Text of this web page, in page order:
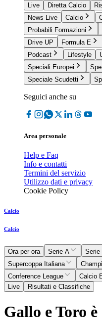
Live
Diretta Calcio
News Live
Calcio
Probabili Formazioni
Drive UP
Formula E
Podcast
Lifestyle
Speciali Europei
Speciale Scudetti
Seguici anche su
Area personale
Help e Faq
Info e contatti
Termini del servizio
Utilizzo dati e privacy
Cookie Policy
Calcio
Calcio
Ora per ora Serie A Serie
Supercoppa Italiana
Conference League
Calcio
Live
Risultati e Classifiche
Gallo e Toro